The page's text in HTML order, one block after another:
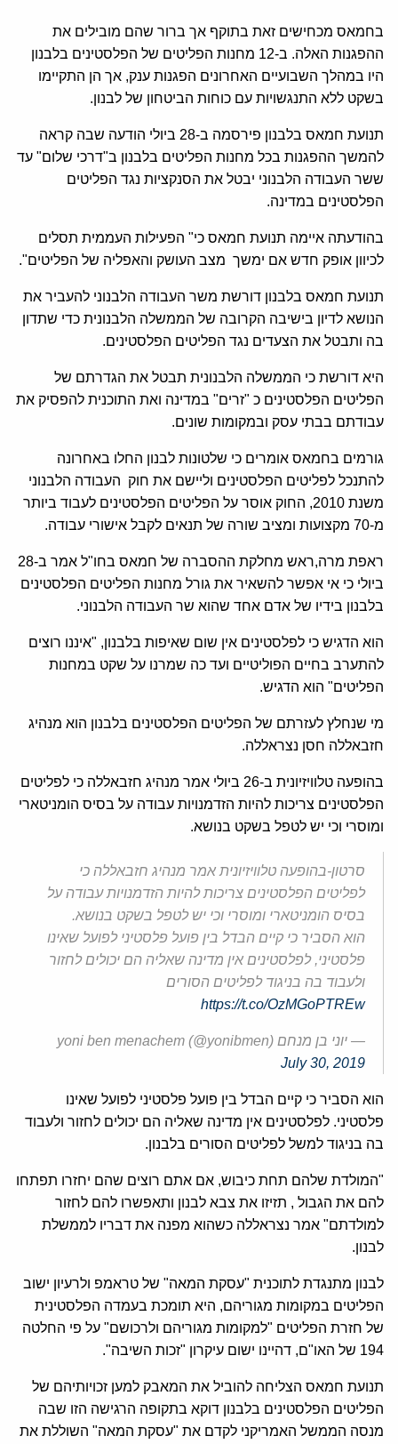
בחמאס מכחישים זאת בתוקף אך ברור שהם מובילים את
ההפגנות האלה. ב-12 מחנות הפליטים של הפלסטינים בלבנון
היו במהלך השבועיים האחרונים הפגנות ענק, אך הן התקיימו
בשקט ללא התנגשויות עם כוחות הביטחון של לבנון.
תנועת חמאס בלבנון פירסמה ב-28 ביולי הודעה שבה קראה
להמשך ההפגנות בכל מחנות הפליטים בלבנון ב"דרכי שלום" עד
ששר העבודה הלבנוני יבטל את הסנקציות נגד הפליטים
הפלסטינים במדינה.
בהודעתה איימה תנועת חמאס כי" הפעילות העממית תסלים
לכיוון אופק חדש אם ימשך מצב העושק והאפליה של הפליטים".
תנועת חמאס בלבנון דורשת משר העבודה הלבנוני להעביר את
הנושא לדיון בישיבה הקרובה של הממשלה הלבנונית כדי שתדון
בה ותבטל את הצעדים נגד הפליטים הפלסטינים.
היא דורשת כי הממשלה הלבנונית תבטל את הגדרתם של
הפליטים הפלסטינים כ "זרים" במדינה ואת התוכנית להפסיק את
עבודתם בבתי עסק ובמקומות שונים.
גורמים בחמאס אומרים כי שלטונות לבנון החלו באחרונה
להתנכל לפליטים הפלסטינים וליישם את חוק העבודה הלבנוני
משנת 2010, החוק אוסר על הפליטים הפלסטינים לעבוד ביותר
מ-70 מקצועות ומציב שורה של תנאים לקבל אישורי עבודה.
ראפת מרה,ראש מחלקת ההסברה של חמאס בחו"ל אמר ב-28
ביולי כי אי אפשר להשאיר את גורל מחנות הפליטים הפלסטינים
בלבנון בידיו של אדם אחד שהוא שר העבודה הלבנוני.
הוא הדגיש כי לפלסטינים אין שום שאיפות בלבנון, "איננו רוצים
להתערב בחיים הפוליטיים ועד כה שמרנו על שקט במחנות
הפליטים" הוא הדגיש.
מי שנחלץ לעזרתם של הפליטים הפלסטינים בלבנון הוא מנהיג
חזבאללה חסן נצראללה.
בהופעה טלוויזיונית ב-26 ביולי אמר מנהיג חזבאללה כי לפליטים
הפלסטינים צריכות להיות הזדמנויות עבודה על בסיס הומניטארי
ומוסרי וכי יש לטפל בשקט בנושא.
סרטון-בהופעה טלוויזיונית אמר מנהיג חזבאללה כי
לפליטים הפלסטינים צריכות להיות הזדמנויות עבודה על
בסיס הומניטארי ומוסרי וכי יש לטפל בשקט בנושא.
הוא הסביר כי קיים הבדל בין פועל פלסטיני לפועל שאינו
פלסטיני, לפלסטינים אין מדינה שאליה הם יכולים לחזור
ולעבוד בה בניגוד לפליטים הסורים
https://t.co/OzMGoPTREw
— יוני בן מנחם yoni ben menachem (@yonibmen)
July 30, 2019
הוא הסביר כי קיים הבדל בין פועל פלסטיני לפועל שאינו
פלסטיני. לפלסטינים אין מדינה שאליה הם יכולים לחזור ולעבוד
בה בניגוד למשל לפליטים הסורים בלבנון.
"המולדת שלהם תחת כיבוש, אם אתם רוצים שהם יחזרו תפתחו
להם את הגבול , תזיזו את צבא לבנון ותאפשרו להם לחזור
למולדתם" אמר נצראללה כשהוא מפנה את דבריו לממשלת
לבנון.
לבנון מתנגדת לתוכנית "עסקת המאה" של טראמפ ולרעיון ישוב
הפליטים במקומות מגוריהם, היא תומכת בעמדה הפלסטינית
של חזרת הפליטים "למקומות מגוריהם ולרכושם" על פי החלטה
194 של האו"ם, דהיינו ישום עיקרון "זכות השיבה".
תנועת חמאס הצליחה להוביל את המאבק למען זכויותיהם של
הפליטים הפלסטינים בלבנון דוקא בתקופה הרגישה הזו שבה
מנסה הממשל האמריקני לקדם את "עסקת המאה" השוללת את